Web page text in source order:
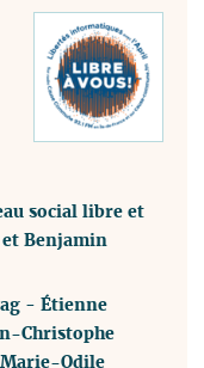
social libre et
Benjamin
-Étienne
Christophe
Marie-Odile